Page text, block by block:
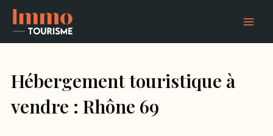
contenu
Hébergement touristique à
vendre : Rhône 69